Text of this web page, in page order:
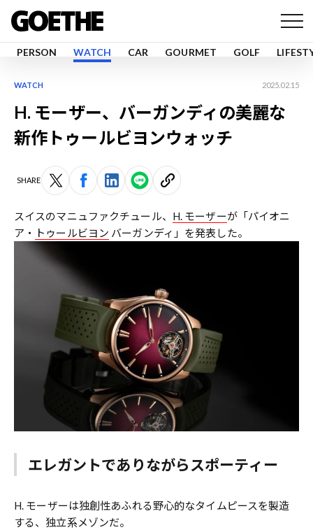
PERSON WATCH CAR GOURMET GOLF
WATCH 2025.02.15
H. モーザー、バーガンディの美麗な
新作トゥールビヨンウォッチ
SHARE
スイスのマニュファクチュール、 H. モーザーが「パイオニ
ア・
トゥールビヨン バーガンディ」を発表した。
エレガントでありながらスポーティー
H. モーザーは独創性あふれる野心的なタイムピースを製造
する、独立系メゾンだ。